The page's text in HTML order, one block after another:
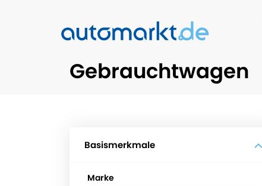
Gebrauchtwagen
Basismerkmale
Marke